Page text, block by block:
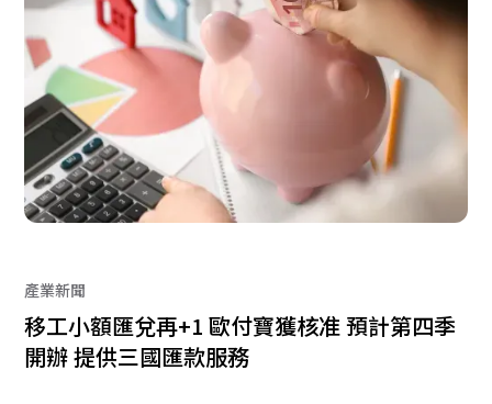
產業新聞
移工小額匯兌再+1 歐付寶獲核准 預計第四季
開辦 提供三國匯款服務